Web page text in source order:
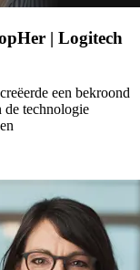
| Logitech
een bekroond
technologie